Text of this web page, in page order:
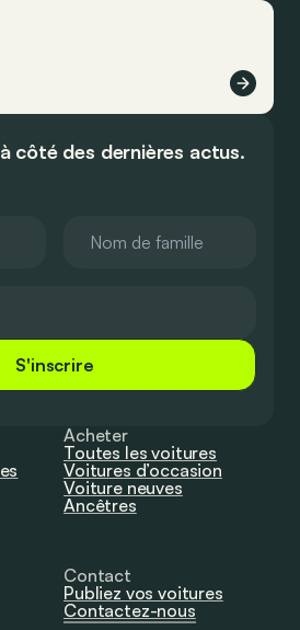
côté des dernières actus.
S'inscrire
Acheter
Toutes les voitures
Voitures d’occasion
Voiture neuves
Ancêtres
Contact
Publiez vos voitures
Contactez-nous